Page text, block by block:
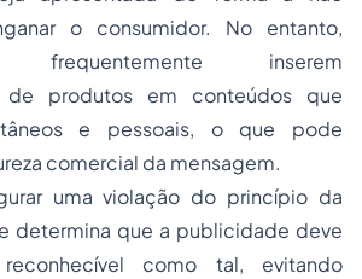
o consumidor. No entanto,
frequentemente inserem
de produtos em conteúdos que
e pessoais, o que pode
comercial da mensagem.
uma violação do princípio da
determina que a publicidade deve
como tal, evitando